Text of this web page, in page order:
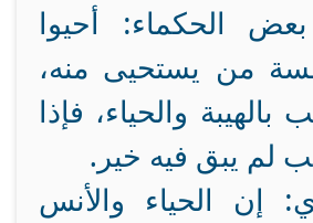
الحكماء: أحيوا
من يستحيى منه،
بالهيبة والحياء، فإذا
لم يبق فيه خير.
إن الحياء والأنس